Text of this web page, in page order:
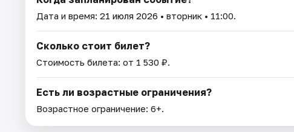
Дата и время: 21 июля 2026 • вторник • 11:00.
Сколько стоит билет?
Стоимость билета: от 1 530 ₽.
Есть ли возрастные ограничения?
Возрастное ограничение: 6+.